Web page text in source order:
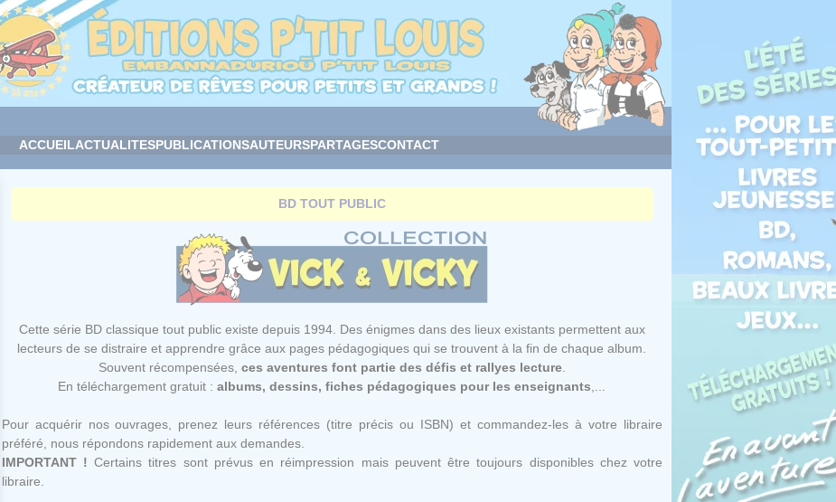
ACCUEILACTUALITESPUBLICATIONSAUTEURSPARTAGESCONTACT
BD TOUT PUBLIC
Cette série BD classique tout public existe depuis 1994. Des énigmes dans des lieux existants permettent aux
lecteurs de se distraire et apprendre grâce aux pages pédagogiques qui se trouvent à la fin de chaque album.
Souvent récompensées, ces aventures font partie des défis et rallyes lecture.
En téléchargement gratuit : albums, dessins, fiches pédagogiques pour les enseignants
Pour acquérir nos ouvrages, prenez leurs références (titre précis ou ISBN) et commandez-les à votre libraire
préféré, nous répondons rapidement aux demandes.
IMPORTANT ! Certains titres sont prévus en réimpression mais peuvent être toujours disponibles chez votre
libraire.